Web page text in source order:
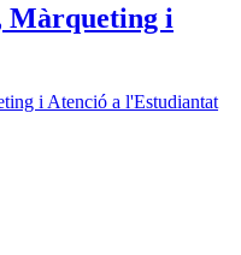
Màrqueting i
i Atenció a l'Estudiantat